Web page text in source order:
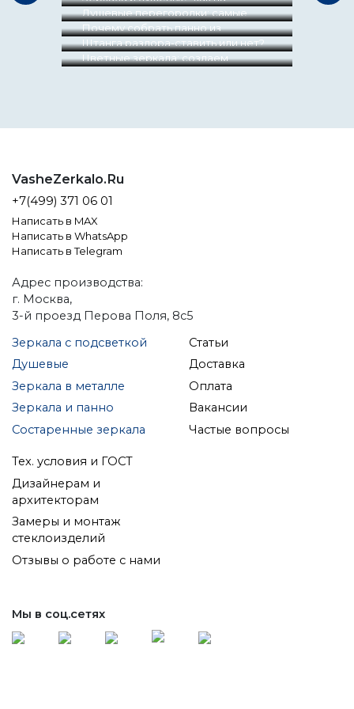
визуализации": от идеи до
установки!
Душевые перегородки: самые
частые ошибки и что с ними
делать
Почему собрать панно из
зеркальной плитки практически
невозможно
Штанга раздора-ставить или нет?
Цветные зеркала: создаем
VasheZerkalo.Ru
+7(499) 371 06 01
Написать в MAX
Написать в WhatsApp
Написать в Telegram
Адрес производства:
г. Москва,
3-й проезд Перова Поля, 8с5
Зеркала с подсветкой
Душевые
Зеркала в металле
Зеркала и панно
Состаренные зеркала
Статьи
Доставка
Оплата
Вакансии
Частые вопросы
Тех. условия и ГОСТ
Дизайнерам и
архитекторам
Замеры и монтаж
стеклоизделий
Отзывы о работе с нами
Мы в соц.сетях